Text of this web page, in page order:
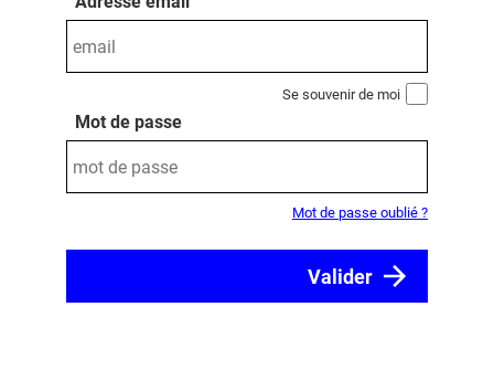
Se souvenir de moi
Mot de passe
Mot de passe oublié ?